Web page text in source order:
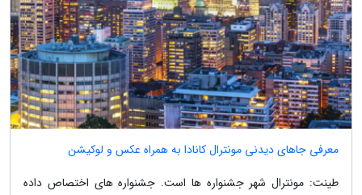
معرفی جاهای دیدنی مونترال کانادا به همراه عکس و لوکیشن
طینت: مونترال شهر جشنواره ها است. جشنواره های اختصاص داده